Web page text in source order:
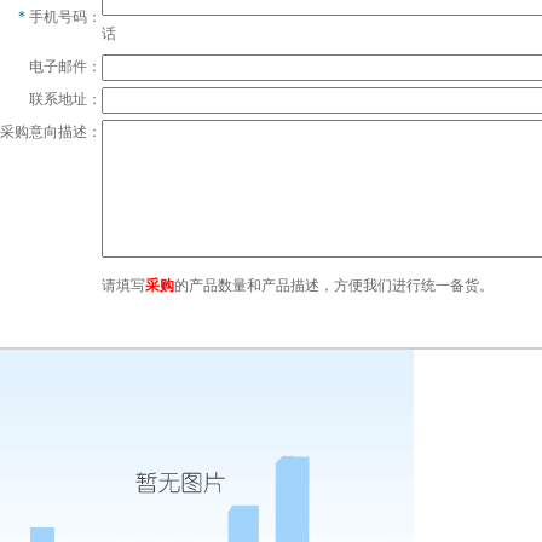
* 手机号码：
话
电子邮件：
联系地址：
购意向描述：
请填写采购的产品数量和产品描述，方便我们进行统一备货。